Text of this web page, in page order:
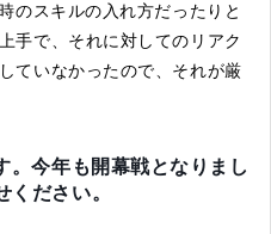
のスキルの入れ方だったりと
手で、それに対してのリアク
ていなかったので、それが厳
。今年も開幕戦となりまし
ください。